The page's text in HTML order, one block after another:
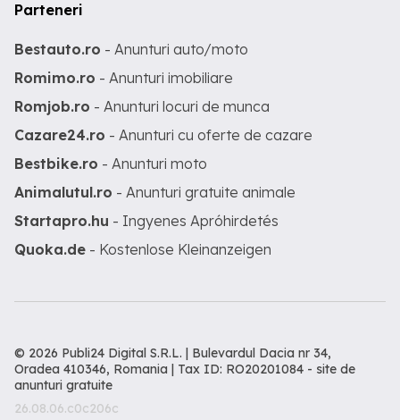
Parteneri
Bestauto.ro - Anunturi auto/moto
Romimo.ro - Anunturi imobiliare
Romjob.ro - Anunturi locuri de munca
Cazare24.ro - Anunturi cu oferte de cazare
Bestbike.ro - Anunturi moto
Animalutul.ro - Anunturi gratuite animale
Startapro.hu - Ingyenes Apróhirdetés
Quoka.de - Kostenlose Kleinanzeigen
© 2026 Publi24 Digital S.R.L. | Bulevardul Dacia nr 34,
Oradea 410346, Romania | Tax ID: RO20201084 - site de
anunturi gratuite
26.08.06.c0c206c